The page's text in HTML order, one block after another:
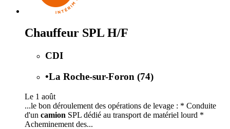
Chauffeur SPL H/F
CDI
•La Roche-sur-Foron (74)
Le 1 août
...le bon déroulement des opérations de levage : * Conduite
d'un camion SPL dédié au transport de matériel lourd *
Acheminement des...